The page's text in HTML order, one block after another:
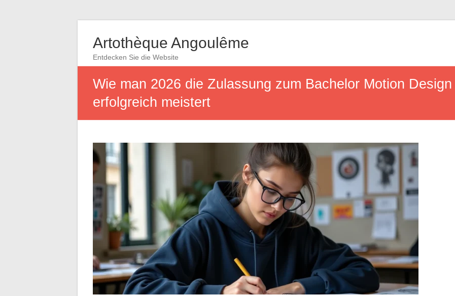
Artothèque Angoulême
Entdecken Sie die Website
Wie man 2026 die Zulassung zum Bachelor Motion
erfolgreich meistert